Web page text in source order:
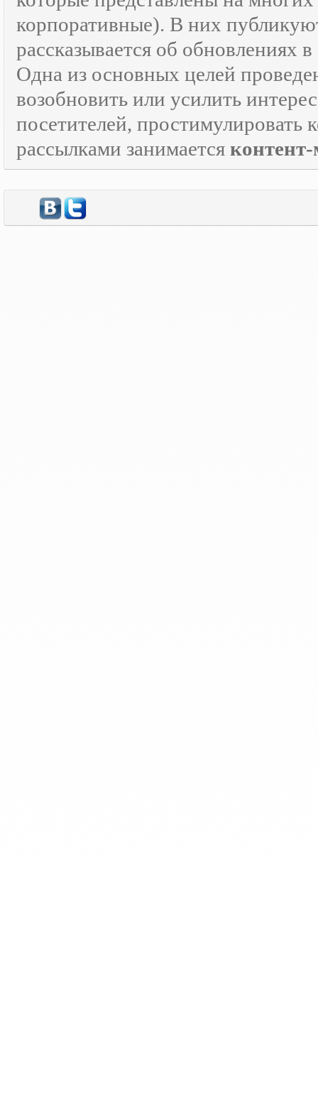
корпоративные). В них
рассказывается об обновлениях
Одна из основных целей
возобновить или усилить
посетителей, простимулировать
рассылками занимается